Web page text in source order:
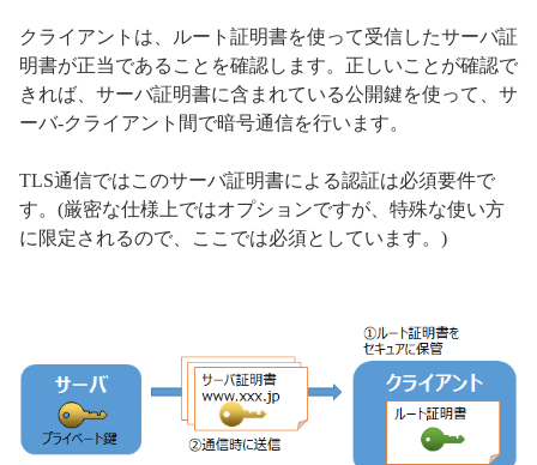
クライアントは、ルート証明書を使って受信したサーバ証
明書が正当であることを確認します。正しいことが確認で
きれば、サーバ証明書に含まれている公開鍵を使って、サ
ーバ-クライアント間で暗号通信を行います。
TLS通信ではこのサーバ証明書による認証は必須要件で
す。(厳密な仕様上ではオプションですが、特殊な使い方
に限定されるので、ここでは必須としています。)